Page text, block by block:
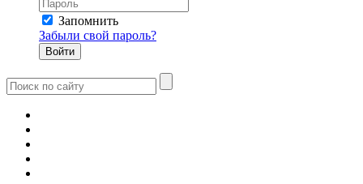
Запомнить
Забыли свой пароль?